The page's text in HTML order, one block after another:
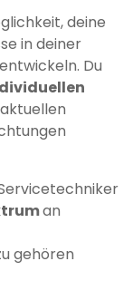
deine
in deiner
Du
an
gehören